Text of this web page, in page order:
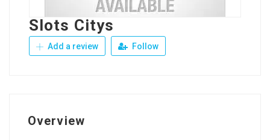
Slots Citys
Add a review Follow
Overview